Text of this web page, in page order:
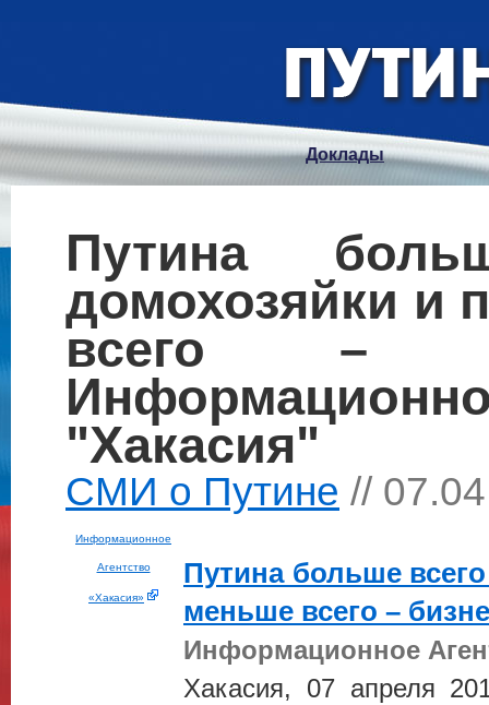
Доклады
Путина
домохозяйки и
всего –
"Хакасия"
СМИ о Путине //
Информационное
Агентство
«Хакасия»
Путинабольше
меньше всего –
Информационное
Хакасия, 07 апреля